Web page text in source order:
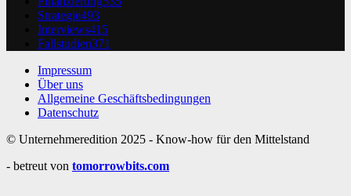
Strategie493
Interviews415
Fallstudien371
Impressum
Über uns
Allgemeine Geschäftsbedingungen
Datenschutz
© Unternehmeredition 2025 - Know-how für den Mittelstand
- betreut von tomorrowbits.com